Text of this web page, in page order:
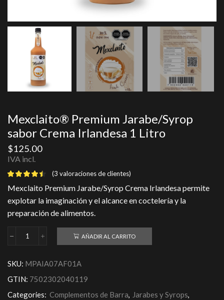
Mexclaito® Premium Jarabe/Syrop
sabor Crema Irlandesa 1 Litro
$125.00
IVA incl.
(3 valoraciones de clientes)
Mexclaito Premium Jarabe/Syrop Crema Irlandesa permite
explotar la imaginación y el alcance en coctelería y la
preparación de alimentos.
AÑADIR AL CARRITO
SKU: MPAIA07AF01A
GTIN: 7502302040119
Categories: Complementos de Barra, Jarabes y Syrops,